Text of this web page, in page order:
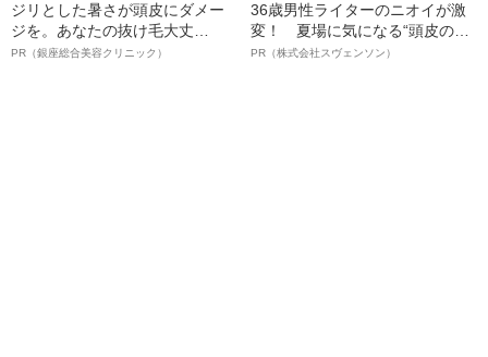
ジリとした暑さが頭皮にダメー
ジを。あなたの抜け毛大丈
夫！？
PR（銀座総合美容クリニック）
36歳男性ライターのニオイが激
変！ 夏場に気になる“頭皮のニ
オイ”や“ベタつき”を解消す
PR（株式会社スヴェンソン）